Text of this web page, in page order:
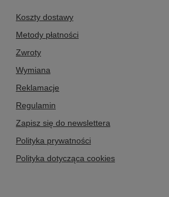
Koszty dostawy
Metody płatności
Zwroty
Wymiana
Reklamacje
Regulamin
Zapisz się do newslettera
Polityka prywatności
Polityka dotycząca cookies